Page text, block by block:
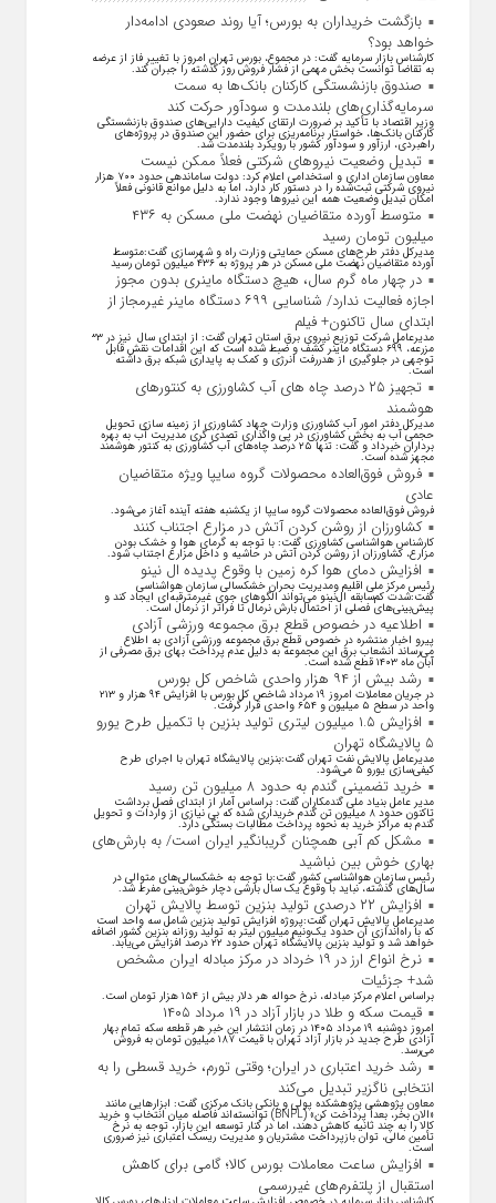
بازگشت خریداران به بورس؛ آیا روند صعودی ادامه‌دار
خواهد بود؟
کارشناس بازار سرمایه گفت: در مجموع، بورس تهران امروز با تغییر فاز از عرضه
به تقاضا توانست بخش مهمی از فشار فروش روز گذشته را جبران کند.
صندوق بازنشستگی کارکنان بانک‌ها به سمت
سرمایه‌گذاری‌های بلندمدت و سودآور حرکت کند
وزیر اقتصاد با تأکید بر ضرورت ارتقای کیفیت دارایی‌های صندوق بازنشستگی
کارکنان بانک‌ها، خواستار برنامه‌ریزی برای حضور این صندوق در پروژه‌های
راهبردی، ارزآور و سودآور کشور با رویکرد بلندمدت شد.
تبدیل وضعیت نیرو‌های شرکتی فعلاً ممکن نیست
معاون سازمان اداری و استخدامی اعلام کرد: دولت ساماندهی حدود ۷۰۰ هزار
نیروی شرکتی ثبت‌شده را در دستور کار دارد، اما به دلیل موانع قانونی فعلاً
امکان تبدیل وضعیت همه این نیرو‌ها وجود ندارد.
متوسط آورده متقاضیان نهضت ملی مسکن به ۴۳۶
میلیون تومان رسید
مدیرکل دفتر طرح‌های مسکن حمایتی وزارت راه و شهرسازی گفت:متوسط
آورده متقاضیان نهضت ملی مسکن در هر پروژه به ۴۳۶ میلیون تومان رسید
در چهار ماه گرم سال، هیچ دستگاه ماینری بدون مجوز
اجازه فعالیت ندارد/ شناسایی ۶۹۹ دستگاه ماینر غیرمجاز از
ابتدای سال تاکنون+ فیلم
مدیرعامل شرکت توزیع نیروی برق استان تهران گفت: از ابتدای سال نیز در ۳۳
مزرعه، ۶۹۹ دستگاه ماینر کشف و ضبط شده است که این اقدامات نقش قابل
توجهی در جلوگیری از هدررفت انرژی و کمک به پایداری شبکه برق داشته
است.
تجهیز ۲۵ درصد چاه های آب کشاورزی به کنتورهای
هوشمند
مدیرکل دفتر امور آب کشاورزی وزارت جهاد کشاورزی از زمینه سازی تحویل
حجمی آب به بخش کشاورزی در پی واگذاری تصدی گری مدیریت آب به بهره
برداران خبرداد و گفت: تنها ۲۵ درصد چاه‌های آب کشاورزی به کنتور هوشمند
مجهز شده است.
فروش فوق‌العاده محصولات گروه سایپا ویژه متقاضیان
عادی
فروش فوق‌العاده محصولات گروه سایپا از یکشنبه هفته آینده آغاز می‌شود.
کشاورزان از روشن کردن آتش در مزارع اجتناب کنند
کارشناس هواشناسی کشاورزی گفت: با توجه به گرمای هوا و خشک بودن
مزارع، کشاورزان از روشن کردن آتش در حاشیه و داخل مزارع اجتناب شود.
افزایش دمای هوا کره زمین با وقوع پدیده ال نینو
رئیس مرکز ملی اقلیم ومدیریت بحران خشکسالی سازمان هواشناسی
گفت:شدت کم‌سابقه ال‌نینو می‌تواند الگو‌های جوی غیرمترقبه‌ای ایجاد کند و
پیش‌بینی‌های فصلی از احتمال بارش نرمال تا فراتر از نرمال است.
اطلاعیه در خصوص قطع برق مجموعه ورزشی آزادی
پیرو اخبار منتشره در خصوص قطع برق مجموعه ورزشی آزادی به اطلاع
می‌رساند انشعاب برق این مجموعه به دلیل عدم پرداخت بهای برق مصرفی از
آبان ماه ۱۴۰۳ قطع شده است.
رشد بیش از ۹۴ هزار واحدی شاخص کل بورس
در جریان معاملات امروز ۱۹ مرداد شاخص کل بورس با افزایش ۹۴ هزار و ۲۱۳
واحد در سطح ۵ میلیون و ۶۵۴ واحدی قرار گرفت.
افزایش ۱.۵ میلیون لیتری تولید بنزین با تکمیل طرح یورو
۵ پالایشگاه تهران
مدیرعامل پالایش نفت تهران گفت:بنزین پالایشگاه تهران با اجرای طرح
کیفی‌سازی یورو ۵ می‌شود.
خرید تضمینی گندم به حدود ۸ میلیون تن رسید
مدیر عامل بنیاد ملی گندمکاران گفت: براساس آمار از ابتدای فصل برداشت
تاکنون حدود ۸ میلیون تن گندم خریداری شده که بی نیازی از واردات و تحویل
گندم به مراکز خرید به نحوه پرداخت مطالبات بستگی دارد.
مشکل کم آبی همچنان گریبانگیر ایران است/ به بارش‌های
بهاری خوش بین نباشید
رئیس سازمان هواشناسی کشور گفت:با توجه به خشکسالی‌های متوالی در
سال‌های گذشته، نباید با وقوع یک سال بارشی دچار خوش‌بینی مفرط شد.
افزایش ۲۲ درصدی تولید بنزین توسط پالایش تهران
مدیرعامل پالایش تهران گفت:پروژه افزایش تولید بنزین شامل سه واحد است
که با راه‌اندازی آن حدود یک‌ونیم میلیون لیتر به تولید روزانه بنزین کشور اضافه
خواهد شد و تولید بنزین پالایشگاه تهران حدود ۲۲ درصد افزایش می‌یابد.
نرخ انواع ارز در ۱۹ خرداد در مرکز مبادله ایران مشخص
شد+ جزئیات
براساس اعلام مرکز مبادله، نرخ حواله هر دلار بیش از ۱۵۴ هزار تومان است.
قیمت سکه و طلا در بازار آزاد در ۱۹ مرداد ۱۴۰۵
امروز دوشنبه ۱۹ مرداد ۱۴۰۵ در زمان انتشار این خبر هر قطعه سکه تمام بهار
آزادی طرح جدید در بازار آزاد تهران با قیمت ۱۸۷ میلیون تومان به فروش
می‌رسد.
رشد خرید اعتباری در ایران؛ وقتی تورم، خرید قسطی را به
انتخابی ناگزیر تبدیل می‌کند
معاون پژوهشی پژوهشکده پولی و بانکی بانک مرکزی گفت: ابزار‌هایی مانند
«الان بخر، بعداً پرداخت کن» (BNPL) توانسته‌اند فاصله میان انتخاب و خرید
کالا را به چند ثانیه کاهش دهند، اما در کنار توسعه این بازار، توجه به نرخ
تأمین مالی، توان بازپرداخت مشتریان و مدیریت ریسک اعتباری نیز ضروری
است.
افزایش ساعت معاملات بورس کالا؛ گامی برای کاهش
استقبال از پلتفرم‌های غیررسمی